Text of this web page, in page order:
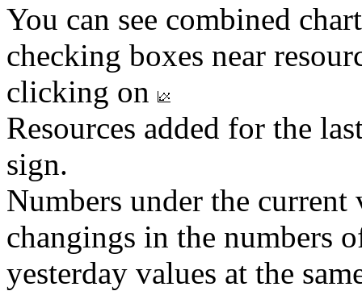
You can see combined
checking boxes near
clicking on
Resources added for the
sign.
Numbers under the
changings in the numbers
yesterday values at the